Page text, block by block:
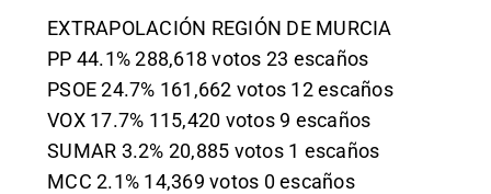
EXTRAPOLACIÓN REGIÓN DE MURCIA
PP 44.1% 288,618 votos 23 escaños
PSOE 24.7% 161,662 votos 12 escaños
VOX 17.7% 115,420 votos 9 escaños
SUMAR 3.2% 20,885 votos 1 escaños
MCC 2.1% 14,369 votos 0 escaños